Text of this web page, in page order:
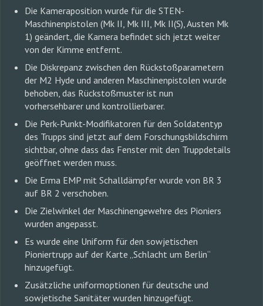
Die Kameraposition wurde für die STEN-
Maschinenpistolen (Mk II, Mk III, Mk II(S), Austen Mk
1) geändert, die Kamera befindet sich jetzt weiter
von der Kimme entfernt.
Die Diskrepanz zwischen den Rückstoßparametern
der M2 Hyde und anderen Maschinenpistolen wurde
behoben, das Rückstoßmuster ist nun
vorhersehbarer und kontrollierbarer.
Die Perk-Punkt-Modifikatoren für den Soldatentyp
des Trupps sind jetzt auf dem Forschungsbildschirm
sichtbar, ohne dass das Fenster mit den Truppdetails
geöffnet werden muss.
Die Erma EMP mit Schalldämpfer wurde von BR 3
auf BR 2 verschoben.
Die Zielwinkel der Maschinengewehre des Pioniers
wurden angepasst.
Es wurde eine Uniform für den sowjetischen
Pioniertrupp auf der Karte „Schlacht um Berlin“
hinzugefügt.
Zusätzliche uniformoptionen für deutsche und
sowjetische Sanitäter wurden hinzugefügt.